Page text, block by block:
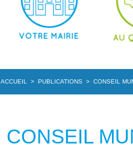
ACCUEIL > PUBLICATIONS > CONSEIL
CONSEIL